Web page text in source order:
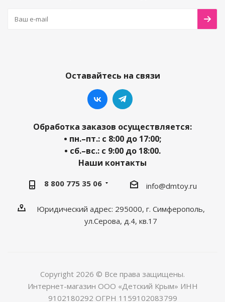
Оставайтесь на связи
Обработка заказов осуществляется:
• пн.–пт.: с 8:00 до 17:00;
• сб.–вс.: с 9:00 до 18:00.
Наши контакты
8 800 775 35 06 info@dmtoy.ru
Юридический адрес: 295000, г. Симферополь,
ул.Серова, д.4, кв.17
Copyright 2026 © Все права защищены.
Интернет-магазин ООО «Детский Крым» ИНН
9102180292 ОГРН 1159102083799